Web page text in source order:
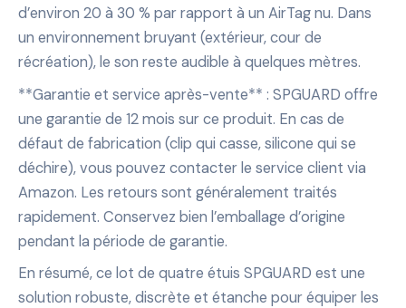
d’environ 20 à 30 % par rapport à un AirTag nu. Dans
un environnement bruyant (extérieur, cour de
récréation), le son reste audible à quelques mètres.
**Garantie et service après-vente** : SPGUARD offre
une garantie de 12 mois sur ce produit. En cas de
défaut de fabrication (clip qui casse, silicone qui se
déchire), vous pouvez contacter le service client via
Amazon. Les retours sont généralement traités
rapidement. Conservez bien l’emballage d’origine
pendant la période de garantie.
En résumé, ce lot de quatre étuis SPGUARD est une
solution robuste, discrète et étanche pour équiper les